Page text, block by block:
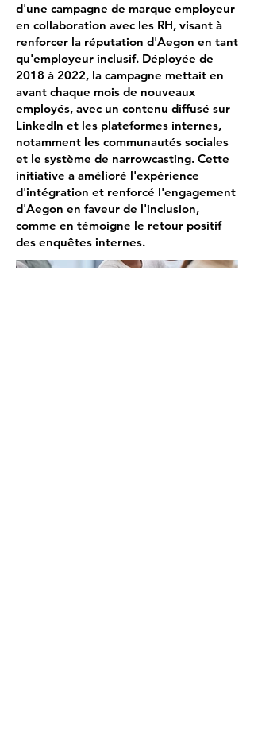
d'une campagne de marque employeur
en collaboration avec les RH, visant à
renforcer la réputation d'Aegon en tant
qu'employeur inclusif. Déployée de
2018 à 2022, la campagne mettait en
avant chaque mois de nouveaux
employés, avec un contenu diffusé sur
LinkedIn et les plateformes internes,
notamment les communautés sociales
et le système de narrowcasting. Cette
initiative a amélioré l'expérience
d'intégration et renforcé l'engagement
d'Aegon en faveur de l'inclusion,
comme en témoigne le retour positif
des enquêtes internes.